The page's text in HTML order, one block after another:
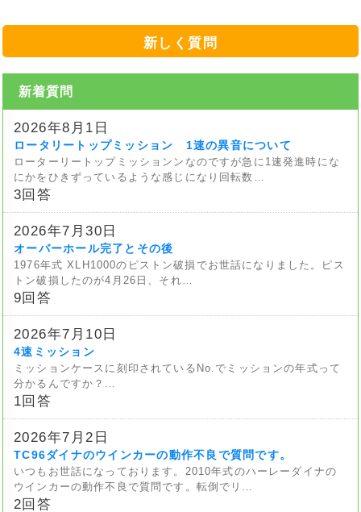
新しく質問
新着質問
2026年8月1日
ロータリートップミッション 1速の異音について
ローターリートップミッションンなのですが急に1速発進時にな
にかをひきずっているような感じになり回転数…
3回答
2026年7月30日
オーバーホール完了とその後
1976年式 XLH1000のピストン破損でお世話になりました。ピス
トン破損したのが4月26日、それ…
9回答
2026年7月10日
4速ミッション
ミッションケースに刻印されているNo.でミッションの年式って
分かるんですか？…
1回答
2026年7月2日
TC96ダイナのウインカーの動作不良で質問です。
いつもお世話になっております。2010年式のハーレーダイナの
ウインカーの動作不良で質問です。転倒でリ…
2回答